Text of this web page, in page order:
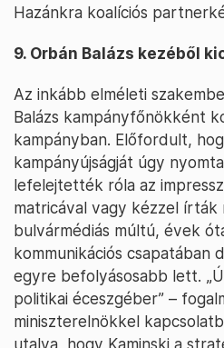
Hazánkra koalíciós
9. Orbán Balázs kezéből
Az inkább elméleti
Balázs kampányfőnökként
kampányban. Előfordult,
kampányújságját úgy
lefelejtették róla az
matricával vagy kézzel írták
bulvármédiás múltú, évek
kommunikációs csapatában
egyre befolyásosabb lett.
politikai éceszgéber” –
miniszterelnökkel
utalva, hogy Kaminski a